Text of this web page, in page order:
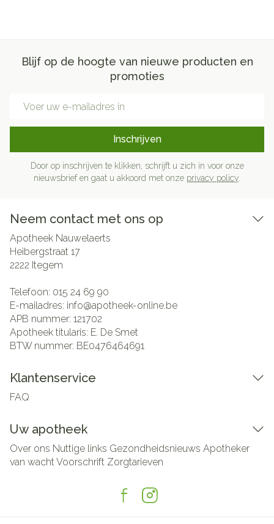
Blijf op de hoogte van nieuwe producten en
promoties
Inschrijven
Door op inschrijven te klikken, schrijft u zich in voor onze
nieuwsbrief en gaat u akkoord met onze privacy policy
Neem contact met ons op
Apotheek Nauwelaerts
Heibergstraat 17
2222 Itegem
Telefoon: 015 24 69 90
E-mailadres: info@apotheek-online.be
APB nummer: 121702
Apotheek titularis: E. De Smet
BTW nummer: BE0476464691
Klantenservice
FAQ
Uw apotheek
Over ons Nuttige links Gezondheidsnieuws Apotheker
van wachtVoorschrift Zorgtarieven